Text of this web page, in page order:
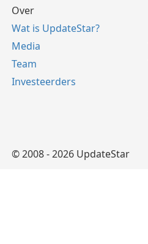
Over
Wat is UpdateStar?
Media
Team
Investeerders
© 2008 - 2026 UpdateStar